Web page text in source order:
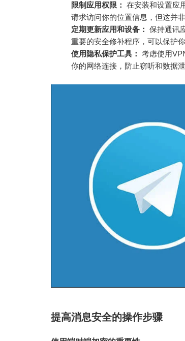
限制应用权限： 在安装和设置应
请求访问你的位置信息，但这并
定期更新应用和设备： 保持通讯
重要的安全修补程序，可以保护
使用隐私保护工具： 考虑使用
你的网络连接，防止窃听和数据泄
提高消息安全的操作步骤